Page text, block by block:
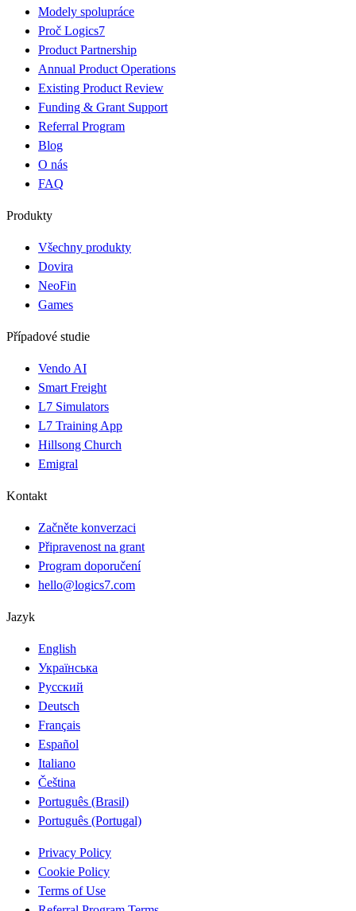
Modely spolupráce
Proč Logics7
Product Partnership
Annual Product Operations
Existing Product Review
Funding & Grant Support
Referral Program
Blog
O nás
FAQ
Produkty
Všechny produkty
Dovira
NeoFin
Games
Případové studie
Vendo AI
Smart Freight
L7 Simulators
L7 Training App
Hillsong Church
Emigral
Kontakt
Začněte konverzaci
Připravenost na grant
Program doporučení
hello@logics7.com
Jazyk
English
Українська
Русский
Deutsch
Français
Español
Italiano
Čeština
Português (Brasil)
Português (Portugal)
Privacy Policy
Cookie Policy
Terms of Use